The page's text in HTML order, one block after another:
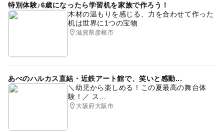
特別体験♪6歳になったら学習机を家族で作ろう！
木材の温もりを感じる、力を合わせて作った
机は世界に1つの宝物
滋賀県彦根市
あべのハルカス直結・近鉄アート館で、笑いと感動...
＼幼児から楽しめる！この夏最高の舞台体
験！／ ス...
大阪府大阪市